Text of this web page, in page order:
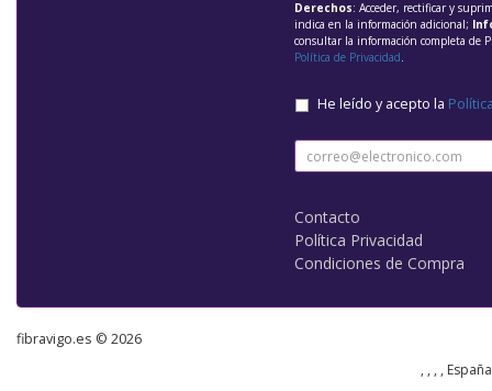
Derechos: Acceder, rectificar y
indica en la información adicional;
consultar la información completa de
Política de Privacidad.
He leído y acepto la
Contacto
Política Privacidad
Condiciones de Compra
fibravigo.es © 2026
, , , ,